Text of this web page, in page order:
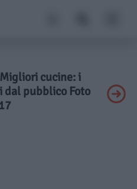
cucine: i
dal pubblico Foto